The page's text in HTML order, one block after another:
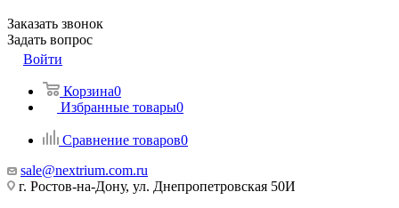
Заказать звонок
Задать вопрос
Войти
Корзина0
Избранные товары0
Сравнение товаров0
sale@nextrium.com.ru
г. Ростов-на-Дону, ул. Днепропетровская 50И